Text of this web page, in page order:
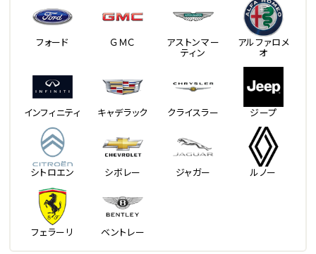
フォード ＧＭＣ アストンマー
ティン
アルファロメ
オ
インフィニティ キャデラック クライスラー ジープ
シトロエン シボレー ジャガー ルノー
フェラーリ ベントレー